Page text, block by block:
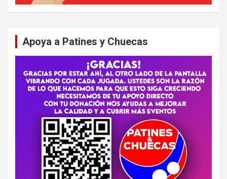
Apoya a Patines y Chuecas